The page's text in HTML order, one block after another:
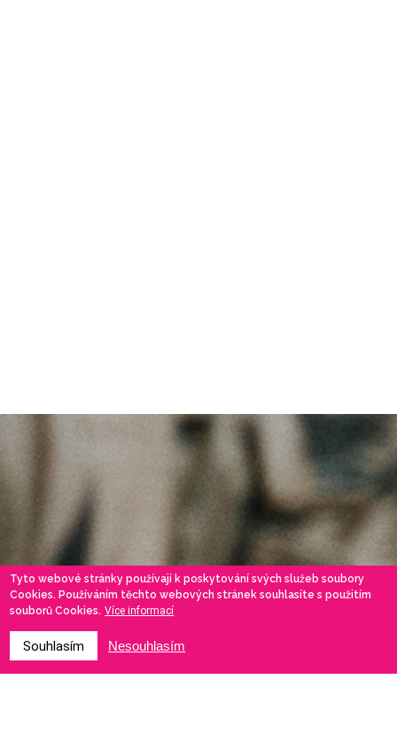
Tyto webové stránky používají k poskytování svých služeb soubory
Cookies. Používáním těchto webových stránek souhlasíte s použitím
souborů Cookies. Více informací
Souhlasím Nesouhlasím